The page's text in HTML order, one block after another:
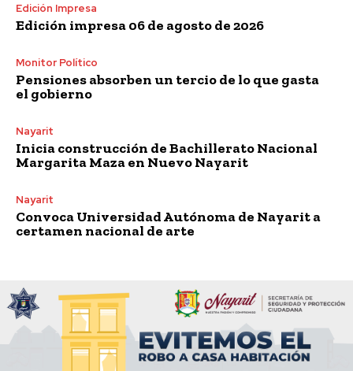
Edición Impresa
Edición impresa 06 de agosto de 2026
Monitor Político
Pensiones absorben un tercio de lo que gasta
el gobierno
Nayarit
Inicia construcción de Bachillerato Nacional
Margarita Maza en Nuevo Nayarit
Nayarit
Convoca Universidad Autónoma de Nayarit a
certamen nacional de arte